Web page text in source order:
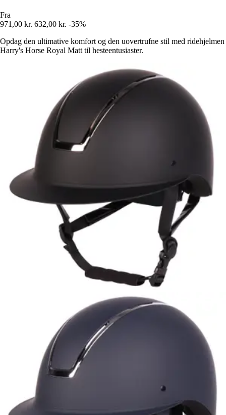
Fra
971,00 kr. 632,00 kr. -35%
Opdag den ultimative komfort og den uovertrufne stil med ridehjelmen
Harry's Horse Royal Matt til hesteentusiaster.